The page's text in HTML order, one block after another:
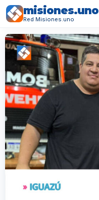
misiones.uno
Red Misiones.uno